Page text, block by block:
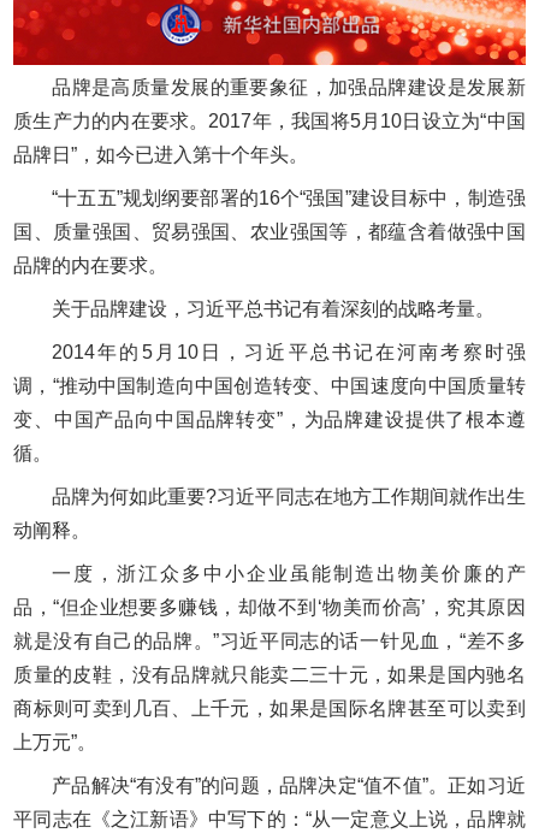
品牌是高质量发展的重要象征，加强品牌建设是发展新
质生产力的内在要求。2017年，我国将5月10日设立为“中国
品牌日”，如今已进入第十个年头。
“十五五”规划纲要部署的16个“强国”建设目标中，制造强
国、质量强国、贸易强国、农业强国等，都蕴含着做强中国
品牌的内在要求。
关于品牌建设，习近平总书记有着深刻的战略考量。
2014年的5月10日，习近平总书记在河南考察时强
调，“推动中国制造向中国创造转变、中国速度向中国质量转
变、中国产品向中国品牌转变”，为品牌建设提供了根本遵
循。
品牌为何如此重要?习近平同志在地方工作期间就作出生
动阐释。
一度，浙江众多中小企业虽能制造出物美价廉的产
品，“但企业想要多赚钱，却做不到‘物美而价高’，究其原因
就是没有自己的品牌。”习近平同志的话一针见血，“差不多
质量的皮鞋，没有品牌就只能卖二三十元，如果是国内驰名
商标则可卖到几百、上千元，如果是国际名牌甚至可以卖到
上万元”。
产品解决“有没有”的问题，品牌决定“值不值”。正如习近
平同志在《之江新语》中写下的：“从一定意义上说，品牌就